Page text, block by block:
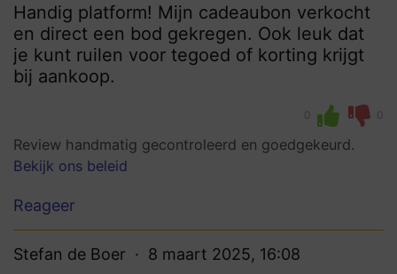
Handig platform! Mijn cadeaubon verkocht
en direct een bod gekregen. Ook leuk dat
je kunt ruilen voor tegoed of korting krijgt
bij aankoop.
0 0
Review handmatig gecontroleerd en goedgekeurd.
Bekijk ons beleid
Reageer
Stefan de Boer 8 maart 2025, 16:08